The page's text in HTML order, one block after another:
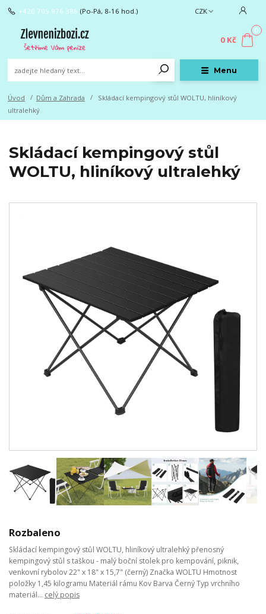
Menu
CZK
+420 705 976 386 (Po-Pá, 8-16 hod.)
0
0 Kč
Úvod Dům a Zahrada
Skládací kempingový stůl WOLTU, hliníkový
ultralehký
Skládací kempingový stůl
WOLTU, hliníkový ultralehký
Rozbaleno
Skládací kempingový stůl WOLTU, hliníkový ultralehký přenosný
kempingový stůl s taškou - malý boční stolek pro kempování, piknik,
venkovní rybolov 22" x 18" x 15,7" (černý) Značka WOLTU Hmotnost
položky 1,45 kilogramu Materiál rámu Kov Barva Černý Typ vrchního
materiál... celý popis